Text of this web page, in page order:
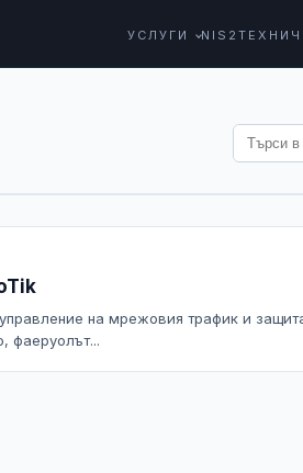
УСЛУГИ NIS2
на мрежовия трафик и
фаеруолът...